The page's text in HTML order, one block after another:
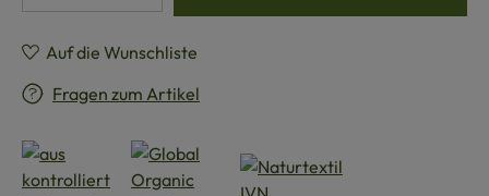
Auf die Wunschliste
Fragen zum Artikel